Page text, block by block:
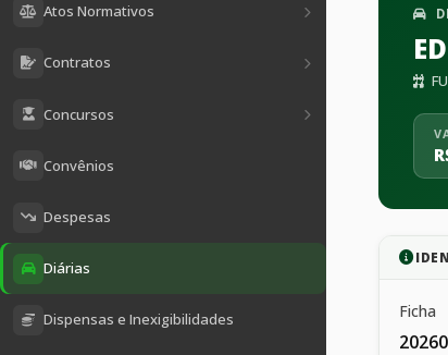
Atos Normativos
Contratos
Concursos
Convênios
Despesas
Diárias
Dispensas e Inexigibilidades Ficha